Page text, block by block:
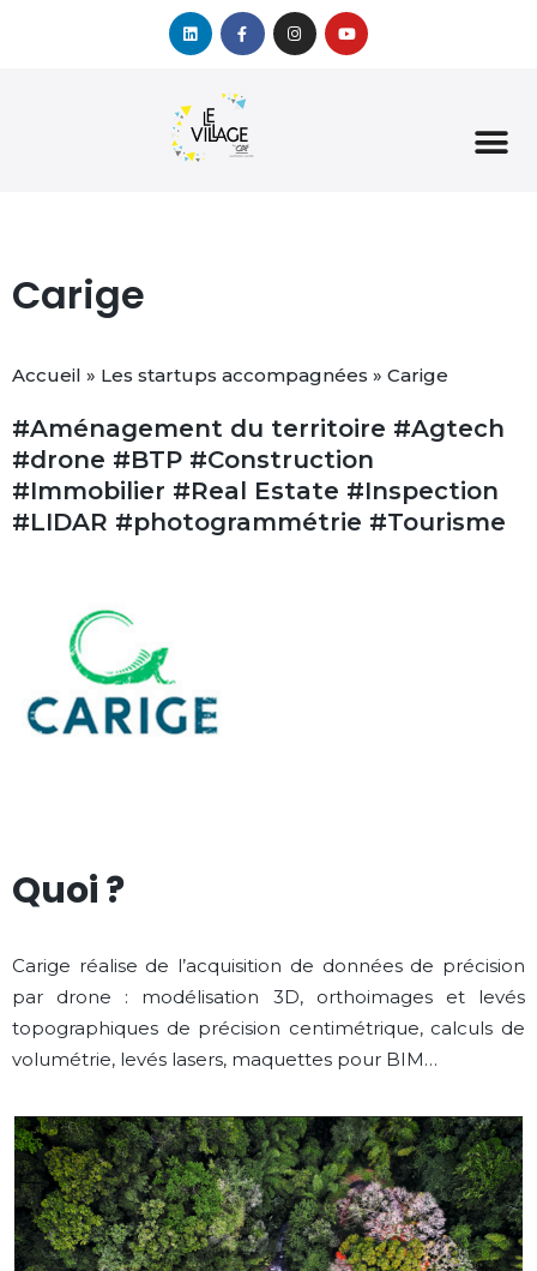
Carige
Accueil » Les startups accompagnées » Carige
#Aménagement du territoire #Agtech
#drone #BTP #Construction
#Immobilier #Real Estate #Inspection
#LIDAR #photogrammétrie #Tourisme
Quoi ?
Carige réalise de l’acquisition de données de précision
par drone : modélisation 3D, orthoimages et levés
topographiques de précision centimétrique, calculs de
volumétrie, levés lasers, maquettes pour BIM…